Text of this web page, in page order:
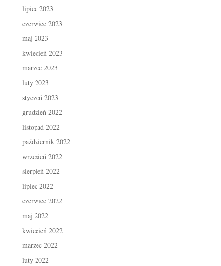
lipiec 2023
czerwiec 2023
maj 2023
kwiecień 2023
marzec 2023
luty 2023
styczeń 2023
grudzień 2022
listopad 2022
październik 2022
wrzesień 2022
sierpień 2022
lipiec 2022
czerwiec 2022
maj 2022
kwiecień 2022
marzec 2022
luty 2022